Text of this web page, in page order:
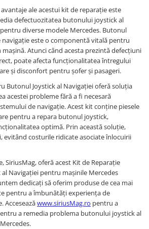
admisie
BMW
de pana la
ale acestui kit de reparație este
defectuozitatea butonului joystick al
diverse modele Mercedes. Butonul
este o componentă vitală pentru
Atunci când acesta prezintă defecțiuni
poate afecta funcționalitatea întregului
și disconfort pentru șofer și pasageri.
Butonul Joystick al Navigației oferă soluția
acestei probleme fără a fi necesară
de navigație. Acest kit conține piesele
pentru a repara butonul joystick,
optimă. Prin această soluție,
evitând costurile ridicate asociate înlocuirii
SiriusMag, oferă acest Kit de Reparație
Navigației pentru mașinile Mercedes
dedicați să oferim produse de cea mai
pentru a îmbunătăți experiența de
Acceseazăwww.siriusMag.ro pentru a
a remedia problema butonului joystick al